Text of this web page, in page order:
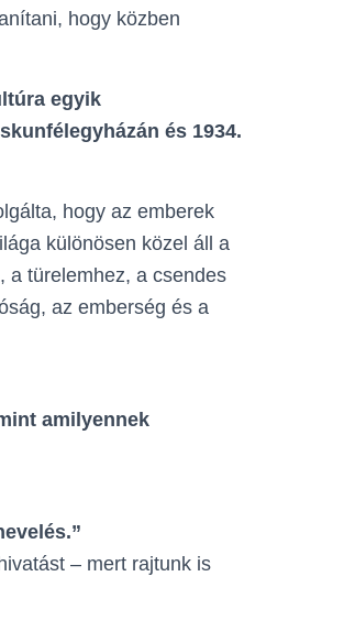
hogy közben
egyik
és 1934.
hogy az emberek
különösen közel áll a
a türelemhez, a csendes
az emberség és a
amilyennek
– mert rajtunk is